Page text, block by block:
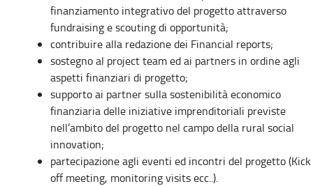
finanziamento integrativo del progetto attraverso
fundraising e scouting di opportunità;
contribuire alla redazione dei Financial reports;
sostegno al project team ed ai partners in ordine agli
aspetti finanziari di progetto;
supporto ai partner sulla sostenibilità economico
finanziaria delle iniziative imprenditoriali previste
nell’ambito del progetto nel campo della rural social
innovation;
partecipazione agli eventi ed incontri del progetto (Kick
off meeting, monitoring visits ecc..).